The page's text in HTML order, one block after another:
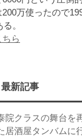
万使ったので
。
ら
最新記事
院クラスの舞台を
居酒屋タンバムに